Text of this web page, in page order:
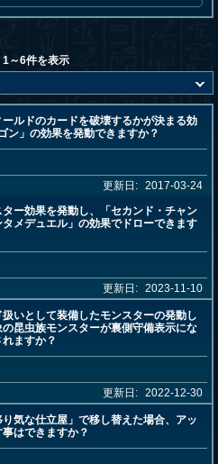
1～6件を表示
ルドのカードを破壊するかが決まる効
ン」の効果を発動できますか？
更新日: 2017-03-24
ター効果を発動し、「セカンド・チャン
メデュエル」の効果でドローできます
更新日: 2023-11-10
いとして装備したモンスターの発動し
昆虫族モンスターが裏側守備表示にな
ますか？
更新日: 2022-12-30
気な仕立屋」で移し替えた場合、アッ
はできますか？